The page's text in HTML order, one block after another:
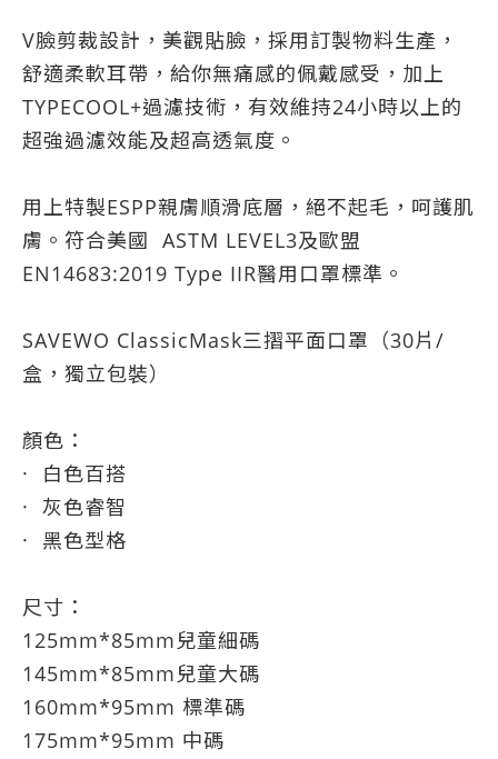
V臉剪裁設計，美觀貼臉，採用訂製物料生產，
舒適柔軟耳帶，給你無痛感的佩戴感受，加上
TYPECOOL+過濾技術，有效維持24小時以上的
超強過濾效能及超高透氣度。
用上特製ESPP親膚順滑底層，絕不起毛，呵護肌
膚。符合美國 ASTM LEVEL3及歐盟
EN14683:2019 Type IIR醫用口罩標準。
SAVEWO ClassicMask三摺平面口罩（30片/
盒，獨立包裝）
顏色：
· 白色百搭
· 灰色睿智
· 黑色型格
尺寸：
125mm*85mm兒童細碼
145mm*85mm兒童大碼
160mm*95mm 標準碼
175mm*95mm 中碼